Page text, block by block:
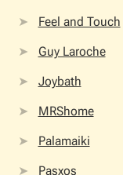
Feel and Touch
Guy Laroche
Joybath
MRShome
Palamaiki
Pasxos